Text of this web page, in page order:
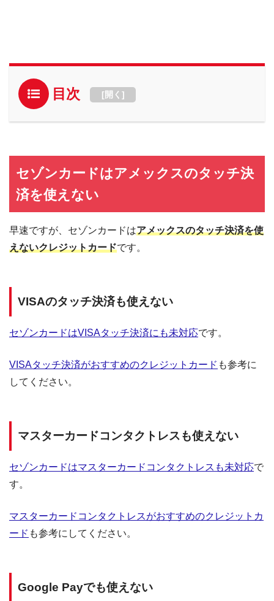
目次 [開く ]
セゾンカードはアメックスのタッチ決
済を使えない
早速ですが、セゾンカードはアメックスのタッチ決済を使
えないクレジットカードです。
VISAのタッチ決済も使えない
セゾンカードはVISAタッチ決済にも未対応です。
VISAタッチ決済がおすすめのクレジットカード も参考に
してください。
マスターカードコンタクトレスも使えない
セゾンカードはマスターカードコンタクトレスも未対応で
す。
マスターカードコンタクトレスがおすすめのクレジットカ
ード も参考にしてください。
Google Payでも使えない